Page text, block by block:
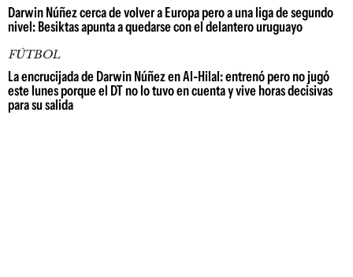
Darwin Núñez cerca de volver a Europa pero a una liga de segundo
nivel: Besiktas apunta a quedarse con el delantero uruguayo
FÚTBOL
La encrucijada de Darwin Núñez en Al-Hilal: entrenó pero no jugó
este lunes porque el DT no lo tuvo en cuenta y vive horas decisivas
para su salida